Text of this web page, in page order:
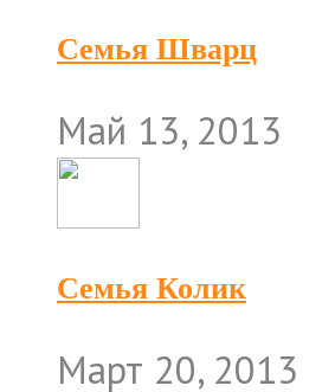
Семья Шварц
Май 13, 2013
Семья Колик
Март 20, 2013